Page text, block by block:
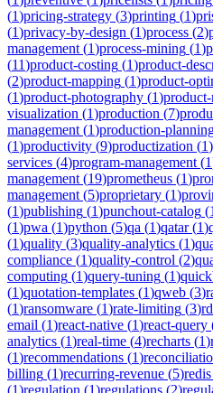
(1)pricing-strategy (3)printing (1)
(1)privacy-by-design (1)process (2)
management (1)process-mining (1)
(11)product-costing (1)product-
(2)product-mapping (1)product-
(1)product-photography (1)
visualization (1)production (7)
management (1)production-
(1)productivity (9)productization (1)
services (4)program-management (1
management (19)prometheus (1)
management (5)proprietary (1)
(1)publishing (1)punchout-catalog (1
(1)pwa (1)python (5)qa (1)qatar(1)
(1)quality (3)quality-analytics (1)
compliance (1)quality-control (2)
computing (1)query-tuning (1)
(1)quotation-templates (1)qweb (3)
(1)ransomware (1)rate-limiting (3)
email (1)react-native (1)react-query
analytics (1)real-time (4)recharts (1)
(1)recommendations (1)
billing (1)recurring-revenue (5)redis
(1)regulation (1)regulations (2)